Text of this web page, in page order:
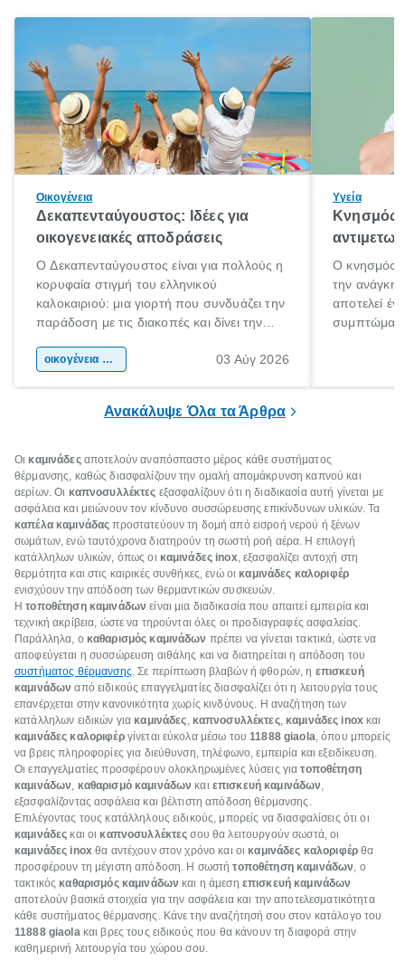
Οικογένεια
Δεκαπενταύγουστος: Ιδέες για
οικογενειακές αποδράσεις
Ο Δεκαπενταύγουστος είναι για πολλούς η
κορυφαία στιγμή του ελληνικού
καλοκαιριού: μια γιορτή που συνδυάζει την
παράδοση με τις διακοπές και δίνει την
χώρας. Είτε πρόκειται για λίγες μέρες
οικογένεια & παιδί 03 Αύγ 2026
Υγεία
Κνησμός:
Ο κνησμός
την ανάγκη
αποτελεί
Ανακάλυψε Όλα τα Άρθρα
Οι καμινάδεςαποτελούν αναπόσπαστο μέρος κάθε συστήματος
θέρμανσης, καθώς διασφαλίζουν την ομαλή απομάκρυνση καπνού και
αερίων. Οι καπνοσυλλέκτες εξασφαλίζουν ότι η διαδικασία αυτή γίνεται με
ασφάλεια και μειώνουν τον κίνδυνο συσσώρευσης επικίνδυνων υλικών. Τα
καπέλα καμινάδας προστατεύουν τη δομή από εισροή νερού ή ξένων
σωμάτων, ενώ ταυτόχρονα διατηρούν τη σωστή ροή αέρα. Η επιλογή
κατάλληλων υλικών, όπως οι καμινάδες inox, εξασφαλίζει αντοχή στη
θερμότητα και στις καιρικές συνθήκες, ενώ οι καμινάδες καλοριφέρ
ενισχύουν την απόδοση των θερμαντικών συσκευών.
Ητοποθέτηση καμινάδων είναι μια διαδικασία που απαιτεί εμπειρία και
τεχνική ακρίβεια, ώστε να τηρούνται όλες οι προδιαγραφές ασφαλείας.
Παράλληλα, ο καθαρισμός καμινάδων πρέπει να γίνεται τακτικά, ώστε να
αποφεύγεται η συσσώρευση αιθάλης και να διατηρείται η απόδοση του
συστήματος θέρμανσης. Σε περίπτωση βλαβών ή φθορών, η επισκευή
καμινάδων από ειδικούς επαγγελματίες διασφαλίζει ότι η λειτουργία τους
επανέρχεται στην κανονικότητα χωρίς κινδύνους. Η αναζήτηση των
κατάλληλων ειδικών για καμινάδες, καπνοσυλλέκτες, καμινάδες inox και
καμινάδες καλοριφέργίνεται εύκολα μέσω του11888giaola, όπου μπορείς
να βρεις πληροφορίες για διεύθυνση, τηλέφωνο, εμπειρία και εξειδίκευση.
Οι επαγγελματίες προσφέρουν ολοκληρωμένες λύσεις γιατοποθέτηση
καμινάδων, καθαρισμό καμινάδων και επισκευή καμινάδων,
εξασφαλίζοντας ασφάλεια και βέλτιστη απόδοση θέρμανσης.
Επιλέγοντας τους κατάλληλους ειδικούς, μπορείς να διασφαλίσεις ότι οι
καμινάδες και οι καπνοσυλλέκτες σου θα λειτουργούν σωστά, οι
καμινάδες inoxθα αντέχουν στον χρόνο και οι καμινάδες καλοριφέρθα
προσφέρουν τη μέγιστη απόδοση. Η σωστήτοποθέτηση καμινάδων, ο
τακτικός καθαρισμός καμινάδων και η άμεση επισκευή καμινάδων
αποτελούν βασικά στοιχεία για την ασφάλεια και την αποτελεσματικότητα
κάθε συστήματος θέρμανσης. Κάνε την αναζήτησή σου στον κατάλογο του
11888 giaolaκαι βρες τους ειδικούς που θα κάνουν τη διαφορά στην
καθημερινή λειτουργία του χώρου σου.